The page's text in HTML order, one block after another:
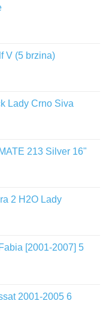
V (5 brzina)
Lady Crno Siva
213 Silver 16"
2 H2O Lady
[2001-2007] 5
2001-2005 6